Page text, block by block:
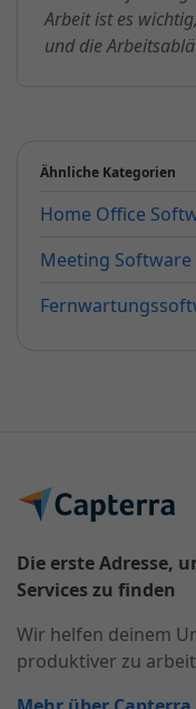
Arbeit ist es
und die
Ähnliche Kategorien
Home Office
Meeting Software
Die erste Adresse,
Services zu finden
Wir helfen deinem
produktiver zu